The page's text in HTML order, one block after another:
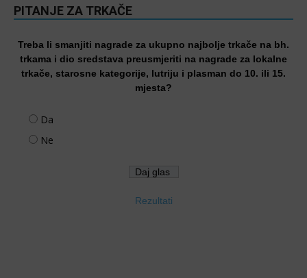
PITANJE ZA TRKAČE
Treba li smanjiti nagrade za ukupno najbolje trkače na bh.
trkama i dio sredstava preusmjeriti na nagrade za lokalne
trkače, starosne kategorije, lutriju i plasman do 10. ili 15.
mjesta?
Da
Ne
Rezultati